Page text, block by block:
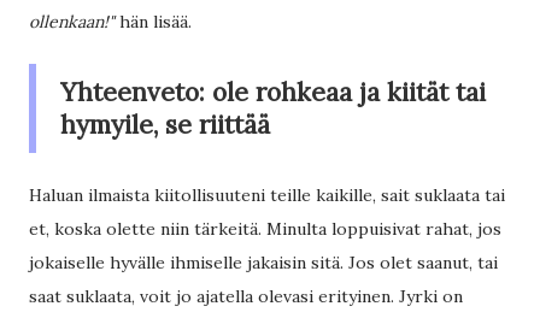
ollenkaan!"hän lisää.
Yhteenveto: ole rohkeaa ja kiität tai
hymyile, se riittää
Haluan ilmaista kiitollisuuteni teille kaikille, sait suklaata tai
et, koska olette niin tärkeitä. Minulta loppuisivat rahat, jos
jokaiselle hyvälle ihmiselle jakaisin sitä. Jos olet saanut, tai
saat suklaata, voit jo ajatella olevasi erityinen. Jyrki on